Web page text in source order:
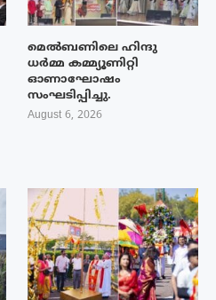
മെൽബണിലെ ഹിന്ദു
ധർമ്മ കമ്മ്യൂണിറ്റി
ഓണാഘോഷം
സംഘടിപ്പിച്ചു.
August 6, 2026